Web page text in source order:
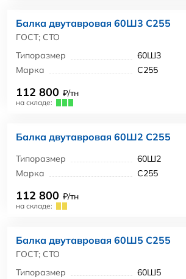
Балка двутавровая 60Ш3 С255
ГОСТ; СТО
Типоразмер
60Ш3
Марка
С255
112 800 ₽/тн
на складе:
Балка двутавровая 60Ш2 С255
Типоразмер
60Ш2
Марка
С255
112 800 ₽/тн
на складе:
Балка двутавровая 60Ш5 С255
ГОСТ; СТО
Типоразмер
60Ш5